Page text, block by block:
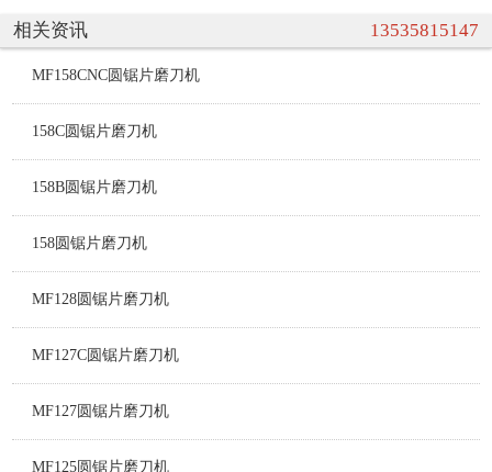
相关资讯 13535815147
MF158CNC圆锯片磨刀机
158C圆锯片磨刀机
158B圆锯片磨刀机
158圆锯片磨刀机
MF128圆锯片磨刀机
MF127C圆锯片磨刀机
MF127圆锯片磨刀机
MF125圆锯片磨刀机